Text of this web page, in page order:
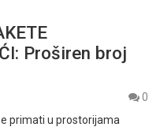
Proširen broj
0
primati u prostorijama